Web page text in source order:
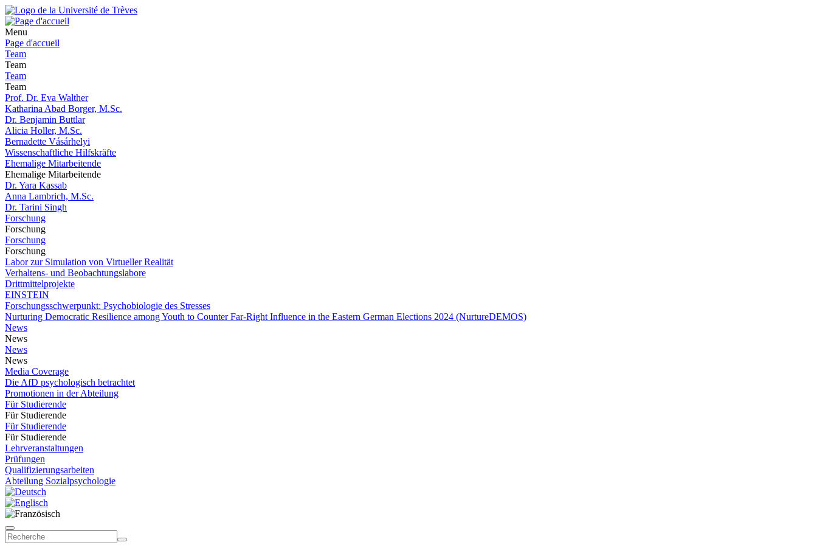
Menu
Page d'accueil
Team
Team
Team
Team
Prof. Dr. Eva Walther
Katharina Abad Borger, M.Sc.
Dr. Benjamin Buttlar
Alicia Holler, M.Sc.
Bernadette Vásárhelyi
Wissenschaftliche Hilfskräfte
Ehemalige Mitarbeitende
Ehemalige Mitarbeitende
Dr. Yara Kassab
Anna Lambrich, M.Sc.
Dr. Tarini Singh
Forschung
Forschung
Forschung
Forschung
Labor zur Simulation von Virtueller Realität
Verhaltens- und Beobachtungslabore
Drittmittelprojekte
EINSTEIN
Forschungsschwerpunkt: Psychobiologie des Stresses
Nurturing Democratic Resilience among Youth to Counter Far-Right Influence in the Eastern German Elections 2024 (NurtureDEMOS)
News
News
News
News
Media Coverage
Die AfD psychologisch betrachtet
Promotionen in der Abteilung
Für Studierende
Für Studierende
Für Studierende
Für Studierende
Lehrveranstaltungen
Prüfungen
Qualifizierungsarbeiten
Abteilung Sozialpsychologie